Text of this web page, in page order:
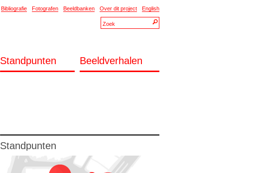
Bibliografie Fotografen Beeldbanken Over dit project English
Standpunten Beeldverhalen
Standpunten